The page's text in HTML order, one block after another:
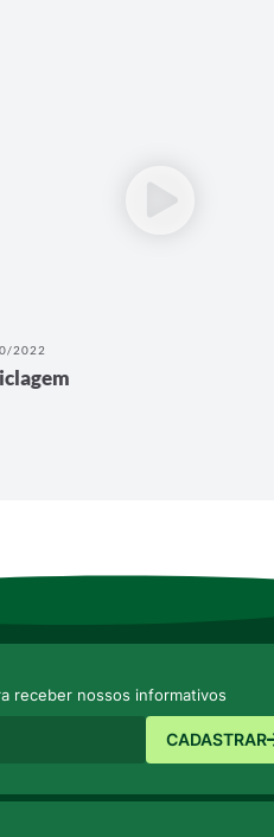
2022
receber nossos informativos
CADASTRAR